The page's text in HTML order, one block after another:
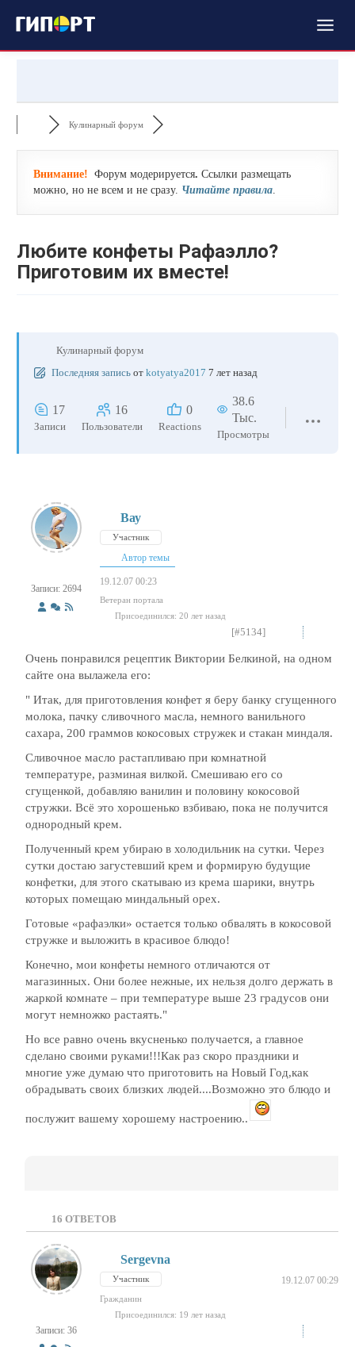
Кулинарный форум
Внимание! Форум модерируется. Ссылки размещать
можно, но не всем и не сразу. Читайте правила.
Любите конфеты Рафаэлло?
Приготовим их вместе!
Кулинарный форум
Последняя запись от kotyatya2017 7 лет назад
17
Записи
16
Пользователи
0
Reactions
38.6
Тыс.
Просмотры
Записи: 2694
Вау
Участник
Автор темы
19.12.07 00:23
Ветеран портала
Присоединился: 20 лет назад
[#5134]
Очень понравился рецептик Виктории Белкиной, на одном
сайте она вылажела его:
" Итак, для приготовления конфет я беру банку сгущенного
молока, пачку сливочного масла, немного ванильного
сахара, 200 граммов кокосовых стружек и стакан миндаля.
Сливочное масло растапливаю при комнатной
температуре, разминая вилкой. Смешиваю его со
сгущенкой, добавляю ванилин и половину кокосовой
стружки. Всё это хорошенько взбиваю, пока не получится
однородный крем.
Полученный крем убираю в холодильник на сутки. Через
сутки достаю загустевший крем и формирую будущие
конфетки, для этого скатываю из крема шарики, внутрь
которых помещаю миндальный орех.
Готовые «рафаэлки» остается только обвалять в кокосовой
стружке и выложить в красивое блюдо!
Конечно, мои конфеты немного отличаются от
магазинных. Они более нежные, их нельзя долго держать в
жаркой комнате – при температуре выше 23 градусов они
могут немножко растаять."
Но все равно очень вкусненько получается, а главное
сделано своими руками!!!Как раз скоро праздники и
многие уже думаю что приготовить на Новый Год,как
обрадывать своих близких людей....Возможно это блюдо и
послужит вашему хорошему настроению..
16 ОТВЕТОВ
Записи: 36
Sergevna
Участник 19.12.07 00:29
Гражданин
Присоединился: 19 лет назад